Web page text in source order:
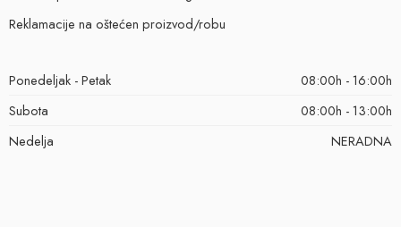
Reklamacije na oštećen proizvod/robu
Ponedeljak - Petak
08:00h - 16:00h
Subota
08:00h - 13:00h
Nedelja
NERADNA